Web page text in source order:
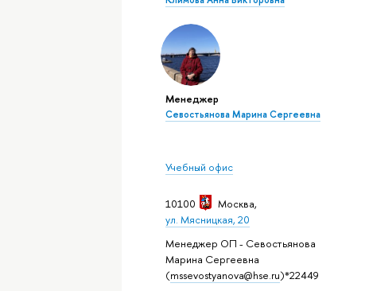
Менеджер
Севостьянова Марина Сергеевна
Учебный офис
10100 Москва,
ул. Мясницкая, 20
Менеджер ОП - Севостьянова
Марина Сергеевна
(mssevostyanova@hse.ru)*22449